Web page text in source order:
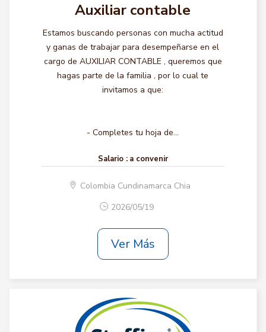
Auxiliar contable
Estamos buscando personas con mucha actitud
y ganas de trabajar para desempeñarse en el
cargo de AUXILIAR CONTABLE , queremos que
hagas parte de la familia , por lo cual te
invitamos a que:
- Completes tu hoja de...
Salario : a convenir
Colombia Cundinamarca Chia
2026/05/19
Ver Más